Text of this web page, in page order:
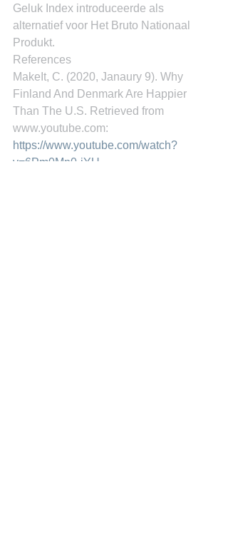
Geluk Index introduceerde als
alternatief voor Het Bruto Nationaal
Produkt.
References
MakeIt, C. (2020, Janaury 9). Why
Finland And Denmark Are Happier
Than The U.S. Retrieved from
www.youtube.com:
https://www.youtube.com/watch?
v=6Pm0Mn0-jYU